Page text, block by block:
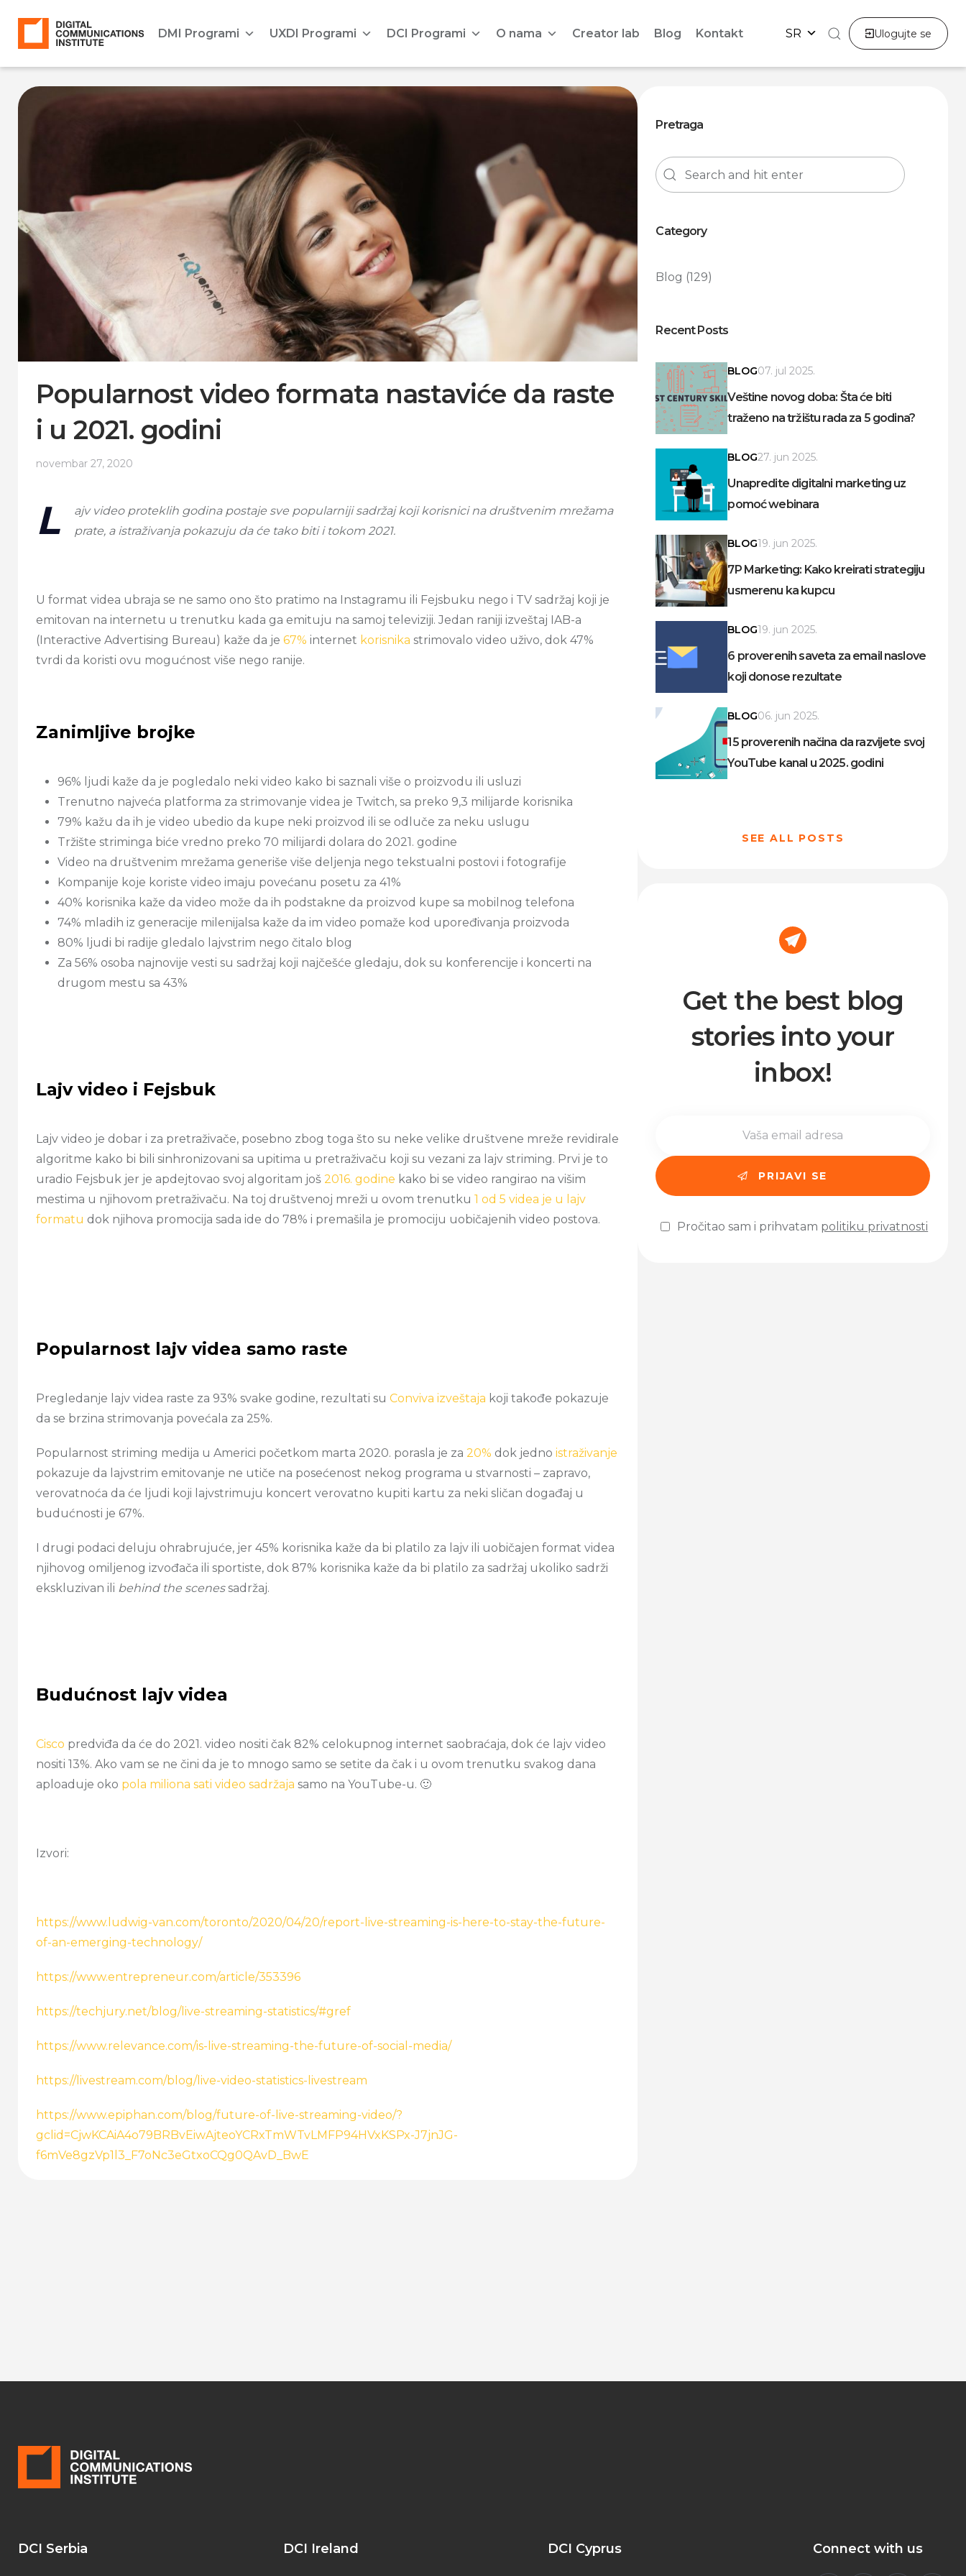
DMI Programi UXDI Programi DCI Programi O nama Creator lab Blog Kontakt SR Ulogujte se
Popularnost video formata nastaviće da raste
i u 2021. godini
novembar 27, 2020
L
ajv video proteklih godina postaje sve popularniji sadržaj koji korisnici na društvenim mrežama
prate, a istraživanja pokazuju da će tako biti i tokom 2021.
U format videa ubraja se ne samo ono što pratimo na Instagramu ili Fejsbuku nego i TV sadržaj koji je
emitovan na internetu u trenutku kada ga emituju na samoj televiziji. Jedan raniji izveštaj IAB-a
(Interactive Advertising Bureau) kaže da je 67% internet korisnika strimovalo video uživo, dok 47%
tvrdi da koristi ovu mogućnost više nego ranije.
Zanimljive brojke
96% ljudi kaže da je pogledalo neki video kako bi saznali više o proizvodu ili usluzi
Trenutno najveća platforma za strimovanje videa je Twitch, sa preko 9,3 milijarde korisnika
79% kažu da ih je video ubedio da kupe neki proizvod ili se odluče za neku uslugu
Tržište striminga biće vredno preko 70 milijardi dolara do 2021. godine
Video na društvenim mrežama generiše više deljenja nego tekstualni postovi i fotografije
Kompanije koje koriste video imaju povećanu posetu za 41%
40% korisnika kaže da video može da ih podstakne da proizvod kupe sa mobilnog telefona
74% mladih iz generacije milenijalsa kaže da im video pomaže kod upoređivanja proizvoda
80% ljudi bi radije gledalo lajvstrim nego čitalo blog
Za 56% osoba najnovije vesti su sadržaj koji najčešće gledaju, dok su konferencije i koncerti na
drugom mestu sa 43%
Lajv video i Fejsbuk
Lajv video je dobar i za pretraživače, posebno zbog toga što su neke velike društvene mreže revidirale
algoritme kako bi bili sinhronizovani sa upitima u pretraživaču koji su vezani za lajv striming. Prvi je to
uradio Fejsbuk jer je apdejtovao svoj algoritam još 2016. godine kako bi se video rangirao na višim
mestima u njihovom pretraživaču. Na toj društvenoj mreži u ovom trenutku 1 od 5 videa je u lajv
formatu dok njihova promocija sada ide do 78% i premašila je promociju uobičajenih video postova.
Popularnost lajv videa samo raste
Pregledanje lajv videa raste za 93% svake godine, rezultati su Conviva izveštaja koji takođe pokazuje
da se brzina strimovanja povećala za 25%.
Popularnost striming medija u Americi početkom marta 2020. porasla je za 20% dok jedno istraživanje
pokazuje da lajvstrim emitovanje ne utiče na posećenost nekog programa u stvarnosti – zapravo,
verovatnoća da će ljudi koji lajvstrimuju koncert verovatno kupiti kartu za neki sličan događaj u
budućnosti je 67%.
I drugi podaci deluju ohrabrujuće, jer 45% korisnika kaže da bi platilo za lajv ili uobičajen format videa
njihovog omiljenog izvođača ili sportiste, dok 87% korisnika kaže da bi platilo za sadržaj ukoliko sadrži
ekskluzivan ili behind the scenessadržaj.
Budućnost lajv videa
Cisco predviđa da će do 2021. video nositi čak 82% celokupnog internet saobraćaja, dok će lajv video
nositi 13%. Ako vam se ne čini da je to mnogo samo se setite da čak i u ovom trenutku svakog dana
aploaduje oko pola miliona sati video sadržaja samo na YouTube-u. 🙂
Izvori:
https://www.ludwig-van.com/toronto/2020/04/20/report-live-streaming-is-here-to-stay-the-future-
of-an-emerging-technology/
https://www.entrepreneur.com/article/353396
https://techjury.net/blog/live-streaming-statistics/#gref
https://www.relevance.com/is-live-streaming-the-future-of-social-media/
https://livestream.com/blog/live-video-statistics-livestream
https://www.epiphan.com/blog/future-of-live-streaming-video/?
gclid=CjwKCAiA4o79BRBvEiwAjteoYCRxTmWTvLMFP94HVxKSPx-J7jnJG-
f6mVe8gzVp1l3_F7oNc3eGtxoCQg0QAvD_BwE
Pretraga
Category
Blog (129)
Recent Posts
BLOG07. jul 2025.
Veštine novog doba: Šta će biti
traženo na tržištu rada za 5 godina?
BLOG27. jun 2025.
Unapredite digitalni marketing uz
pomoć webinara
BLOG19. jun 2025.
7P Marketing: Kako kreirati strategiju
usmerenu ka kupcu
BLOG19. jun 2025.
6 proverenih saveta za email naslove
koji donose rezultate
BLOG06. jun 2025.
15 proverenih načina da razvijete svoj
YouTube kanal u 2025. godini
SEE ALL POSTS
Get the best blog
stories into your
inbox!
Pročitao sam i prihvatam politiku privatnosti
DCI Serbia DCI Ireland DCI Cyprus Connect with us